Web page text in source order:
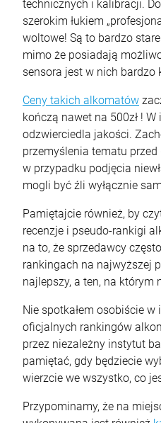
technicznych i kalibracji.
szerokim łukiem
woltowe! Są to bardzo
mimo że posiadają
sensora jest w nich bardzo
Ceny takich alkomatów
kończą nawet na 500zł !
odzwierciedla jakości.
przemyślenia tematu
w przypadku podjęcia
mogli być źli wyłącznie
Pamiętajcie również, by
recenzje i pseudo-rankigi
na to, że sprzedawcy
rankingach na najwyższej
najlepszy, a ten, na którym
Nie spotkałem osobiście w
oficjalnych rankingów
przez niezależny instytut
pamiętać, gdy będziecie
wierzcie we wszystko, co
Przypominamy, że na